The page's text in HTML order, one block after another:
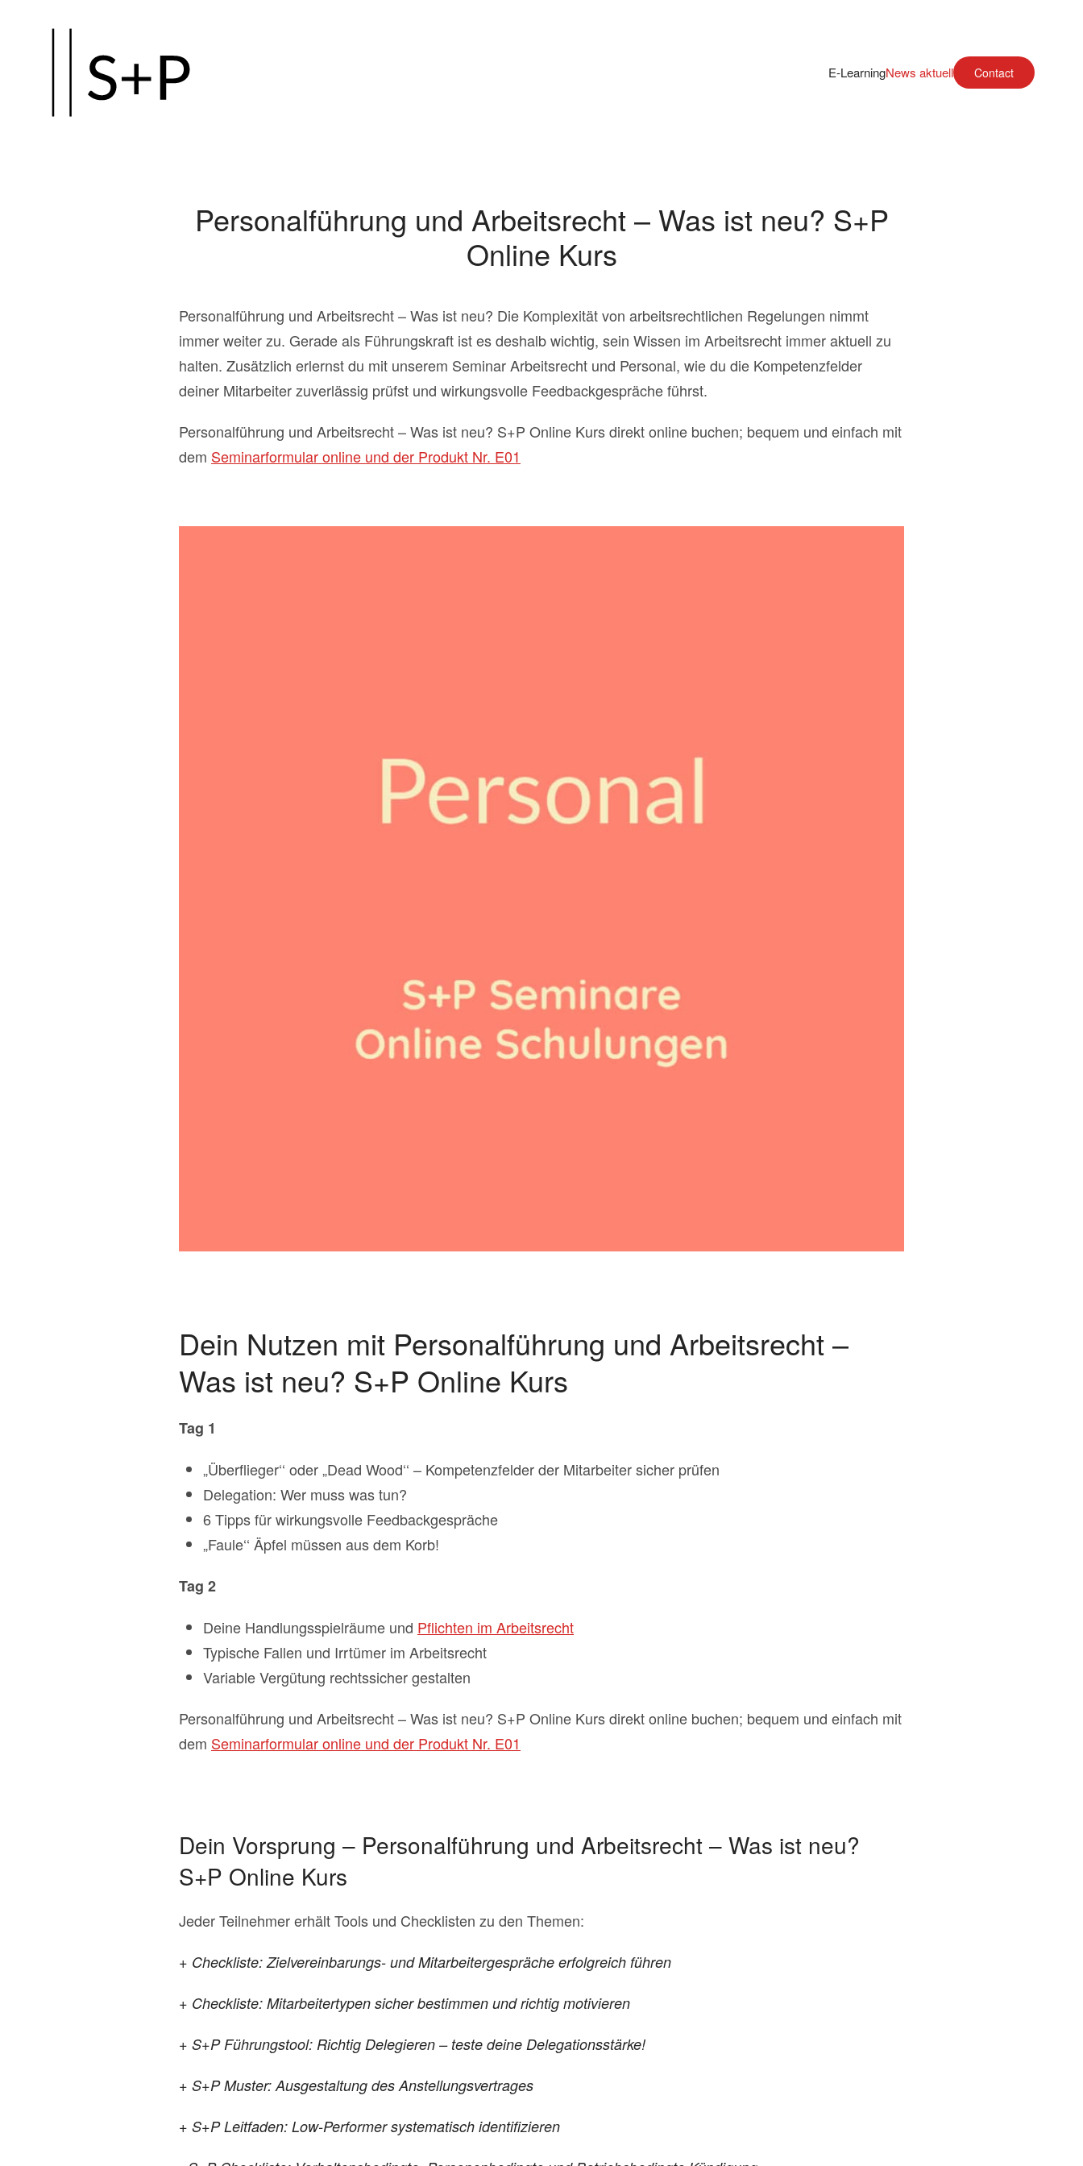
Hauptinhalt
E-LearningNews aktuell Contact
Personalführung und Arbeitsrecht – Was ist neu? S+P
Online Kurs
Personalführung und Arbeitsrecht – Was ist neu? Die Komplexität von arbeitsrechtlichen Regelungen nimmt
immer weiter zu. Gerade als Führungskraft ist es deshalb wichtig, sein Wissen im Arbeitsrecht immer aktuell zu
halten. Zusätzlich erlernst du mit unserem Seminar Arbeitsrecht und Personal, wie du die Kompetenzfelder
deiner Mitarbeiter zuverlässig prüfst und wirkungsvolle Feedbackgespräche führst.
Personalführung und Arbeitsrecht – Was ist neu? S+P Online Kurs direkt online buchen; bequem und einfach mit
dem Seminarformular online und der Produkt Nr. E01
Dein Nutzen mit Personalführung und Arbeitsrecht –
Was ist neu? S+P Online Kurs
Tag 1
„Überflieger‘‘ oder „Dead Wood‘‘ – Kompetenzfelder der Mitarbeiter sicher prüfen
Delegation: Wer muss was tun?
6 Tipps für wirkungsvolle Feedbackgespräche
„Faule‘‘ Äpfel müssen aus dem Korb!
Tag 2
Deine Handlungsspielräume und Pflichten im Arbeitsrecht
Typische Fallen und Irrtümer im Arbeitsrecht
Variable Vergütung rechtssicher gestalten
Personalführung und Arbeitsrecht – Was ist neu? S+P Online Kurs direkt online buchen; bequem und einfach mit
dem Seminarformular online und der Produkt Nr. E01
Dein Vorsprung – Personalführung und Arbeitsrecht – Was ist neu?
S+P Online Kurs
Jeder Teilnehmer erhält Tools und Checklisten zu den Themen:
+ Checkliste: Zielvereinbarungs- und Mitarbeitergespräche erfolgreich führen
+ Checkliste: Mitarbeitertypen sicher bestimmen und richtig motivieren
+ S+P Führungstool: Richtig Delegieren – teste deine Delegationsstärke!
+ S+P Muster: Ausgestaltung des Anstellungsvertrages
+ S+P Leitfaden: Low-Performer systematisch identifizieren